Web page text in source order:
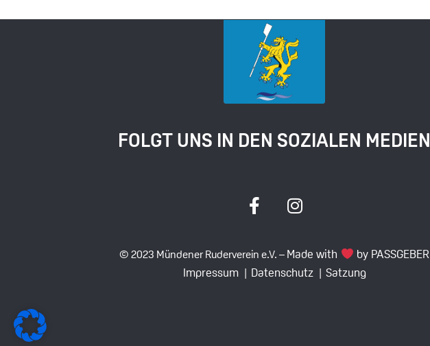
FOLGT UNS IN DEN SOZIALEN MEDIEN
© 2023 Mündener Ruderverein e.V. –Made with
by PASSGEBER
Impressum | Datenschutz | Satzung